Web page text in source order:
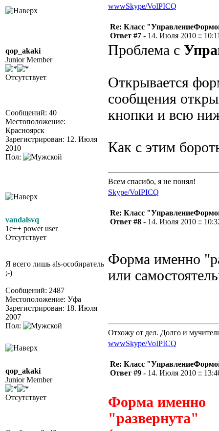
wwwSkype/VoIPICQ
qop_akaki
Junior Member
Отсутствует
Сообщений: 40
Местоположение:
Красноярск
Зарегистрирован: 12. Июля
2010
Пол:
Re: Класс
Ответ #7 - 14. Июля 2010 ::
Проблема с
Открывается
сообщения
кнопки и всю
Как с этим
Всем спасибо, я не понял!
Skype/VoIPICQ
vandalsvq
1c++ power user
Отсутствует
Я всего лишь als-особиратель
;-)
Сообщений: 2487
Местоположение: Уфа
Зарегистрирован: 18. Июля
2007
Пол:
Re: Класс
Ответ #8 - 14. Июля 2010 ::
Форма именно
или
Отхожу от дел. Долго и
wwwSkype/VoIPICQ
qop_akaki
Junior Member
Отсутствует
Re: Класс
Ответ #9 - 14. Июля 2010 ::
Форма именно
"развернута"